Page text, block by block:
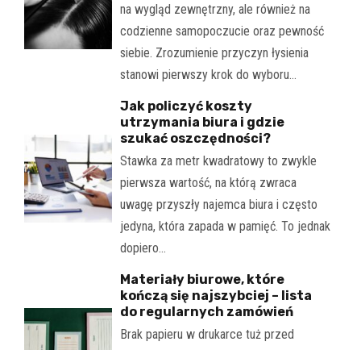
na wygląd zewnętrzny, ale również na
codzienne samopoczucie oraz pewność
siebie. Zrozumienie przyczyn łysienia
stanowi pierwszy krok do wyboru…
Jak policzyć koszty
utrzymania biura i gdzie
szukać oszczędności?
Stawka za metr kwadratowy to zwykle
pierwsza wartość, na którą zwraca
uwagę przyszły najemca biura i często
jedyna, która zapada w pamięć. To jednak
dopiero…
Materiały biurowe, które
kończą się najszybciej – lista
do regularnych zamówień
Brak papieru w drukarce tuż przed